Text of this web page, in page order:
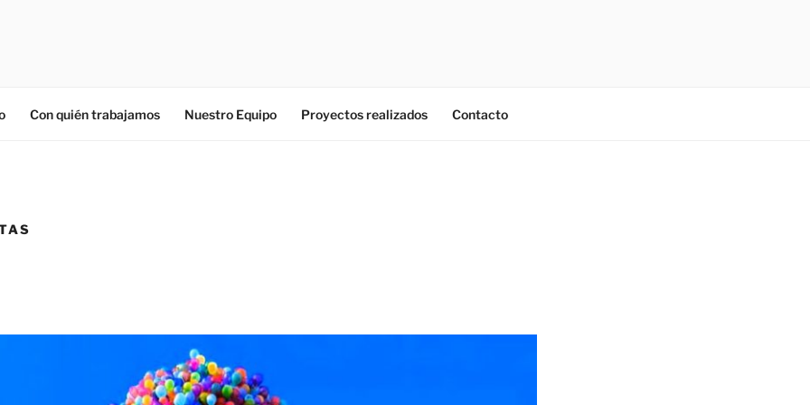
Con quién trabajamos Nuestro Equipo Proyectos realizados Contacto